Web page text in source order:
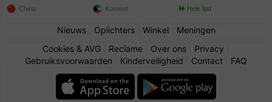
China Koeweit Hele lijst
Nieuws| Oplichters| Winkel
Meningen
Cookies & AVG
Reclame Over ons Privacy
Gebruiksvoorwaarden
Kinderveiligheid Contact FAQ